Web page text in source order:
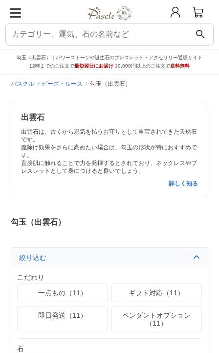
search
勾玉（出雲石）｜パワーストーンや誕生石のブレスレット・アクセサリー通販サイト
12時までのご注文で最短翌日にお届け 10,000円以上のご注文で送料無料
パスクル ビーズ・ルース 勾玉（出雲石）
出雲石
出雲石は、古くから邪気を払うお守りとして重宝されてきた天然石
です。
魔除け効果をさらに高めたい場合は、勾玉の形状が特におすすめで
す。
直接肌に触れることで力を発揮するとされており、ネックレスやブ
レスレットとして身につけると良いでしょう。
詳しく知る
勾玉（出雲石）
絞り込む
こだわり
一点もの（11）
ギフト対応（11）
即日発送（11）
ペンダントオプション
（11）
石